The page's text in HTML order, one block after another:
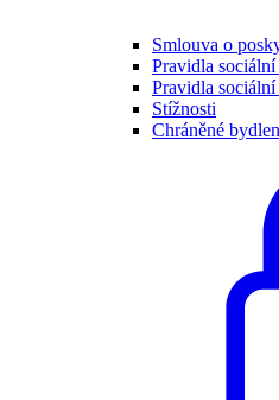
Smlouva o
Pravidla
Pravidla
Stížnosti
Chráněné